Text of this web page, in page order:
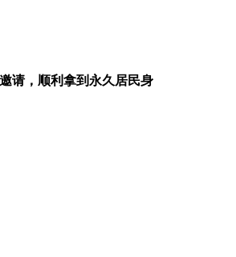
请，顺利拿到永久居民身